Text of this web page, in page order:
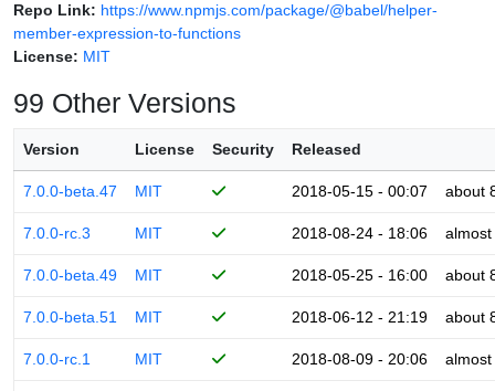
Repo Link: https://www.npmjs.com/package/@babel/helper-
member-expression-to-functions
License: MIT
99 Other Versions
Version License Security Released
7.0.0-beta.47 MIT 2018-05-15 - 00:07 about
7.0.0-rc.3 MIT 2018-08-24 - 18:06
7.0.0-beta.49 MIT 2018-05-25 - 16:00 about
7.0.0-beta.51 MIT 2018-06-12 - 21:19 about
7.0.0-rc.1 MIT 2018-08-09 - 20:06